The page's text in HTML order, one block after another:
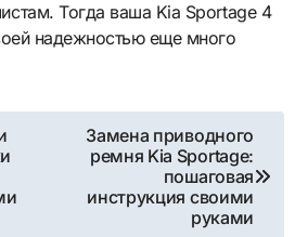
Тогда ваша Kia Sportage 4
надежностью еще много
Замена приводного
ремня Kia Sportage:
пошаговая
инструкция своими
руками